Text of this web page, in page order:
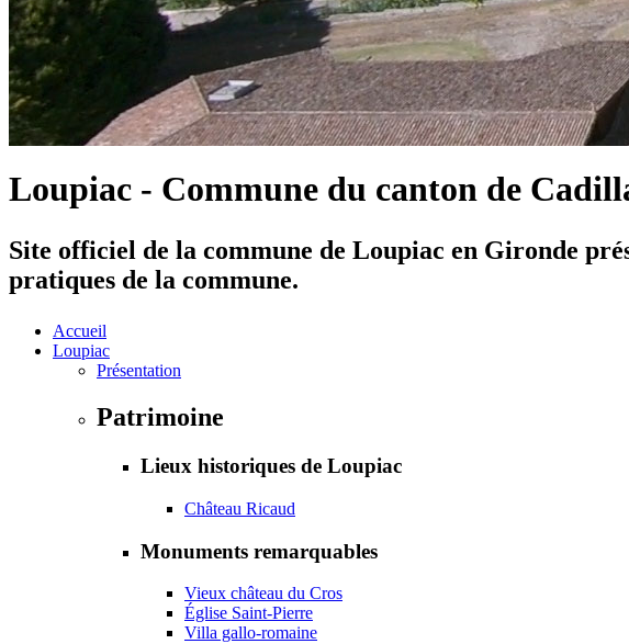
Loupiac - Commune du canton de
Site officiel de la commune de Loupiac en Gironde
pratiques de la commune.
Accueil
Loupiac
Présentation
Patrimoine
Lieux historiques de Loupiac
Château Ricaud
Monuments remarquables
Vieux château du Cros
Église Saint-Pierre
Villa gallo-romaine